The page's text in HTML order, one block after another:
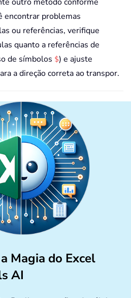
encontrar problemas
ou referências, verifique
quanto a referências de
de símbolos $) e ajuste
a direção correta ao transpor.
Magia do Excel
AI